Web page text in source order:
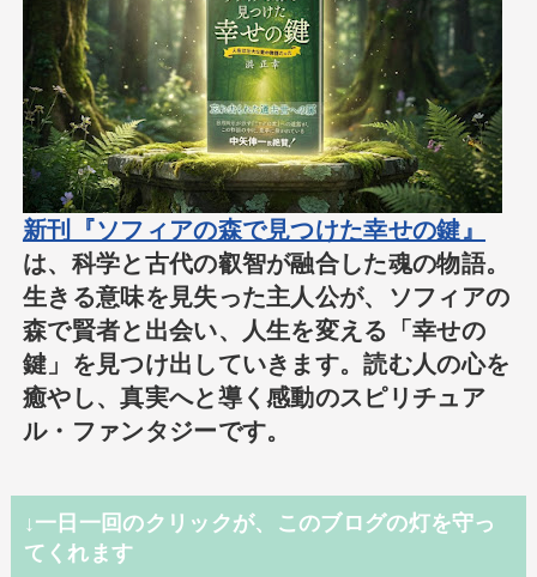
新刊『ソフィアの森で見つけた幸せの鍵』
は、科学と古代の叡智が融合した魂の物語。
生きる意味を見失った主人公が、ソフィアの
森で賢者と出会い、人生を変える「幸せの
鍵」を見つけ出していきます。読む人の心を
癒やし、真実へと導く感動のスピリチュア
ル・ファンタジーです。
↓一日一回のクリックが、このブログの灯を守っ
てくれます